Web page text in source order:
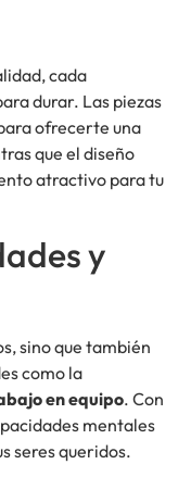
cada
durar. Las piezas
ofrecerte una
que el diseño
atractivo para tu
y
sino que también
como la
en equipo. Con
mentales
seres queridos.